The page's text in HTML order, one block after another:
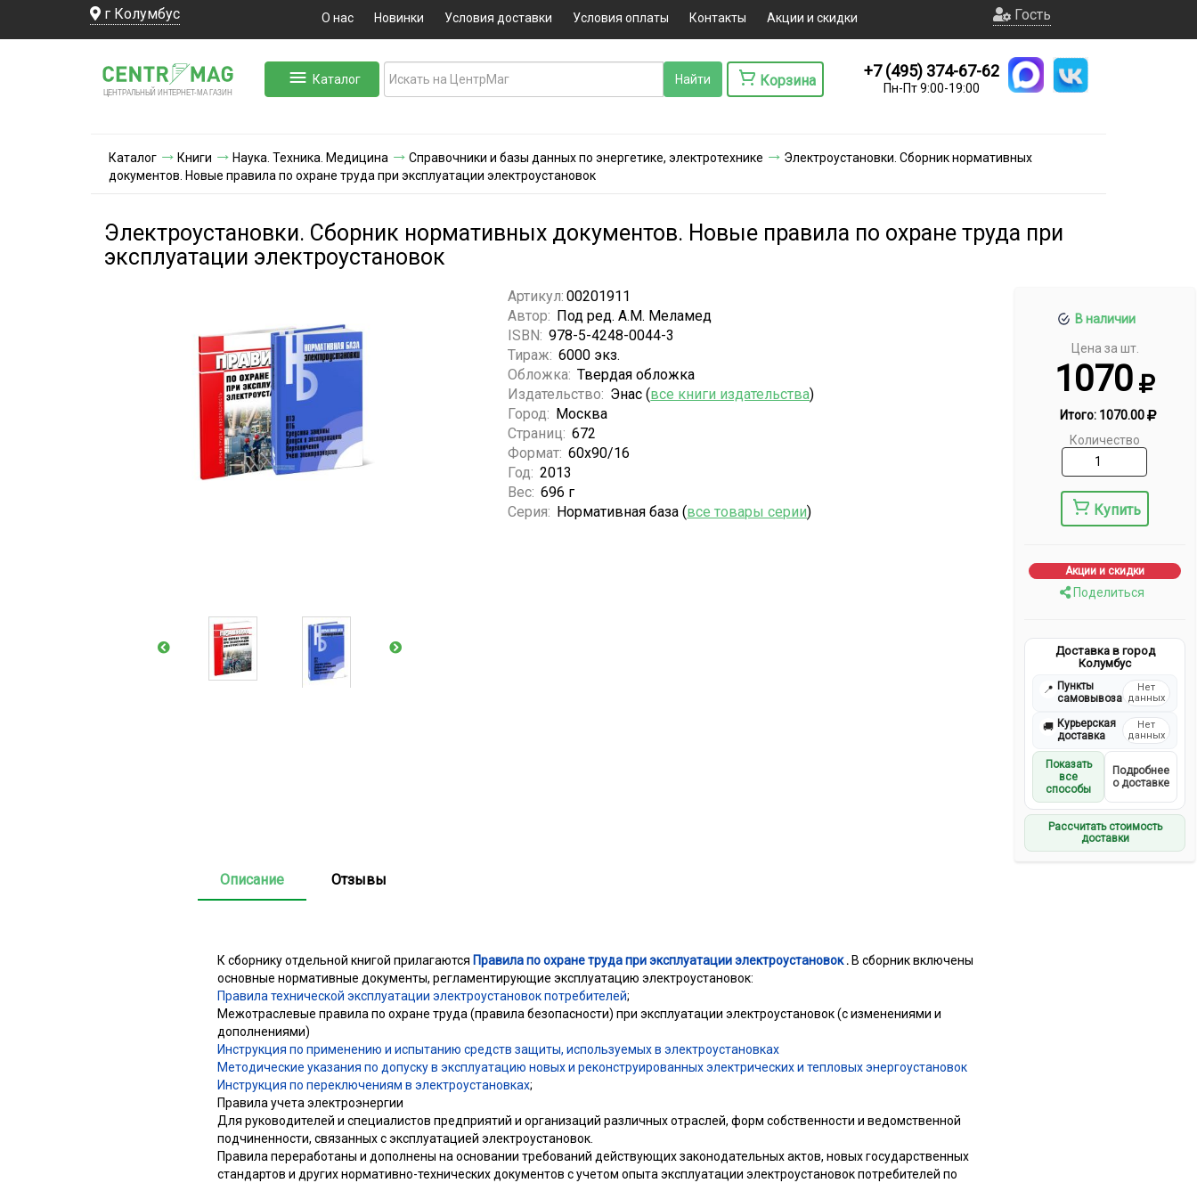
г Колумбус О нас Новинки Условия доставки Условия оплаты Контакты Акции и скидки Гость
ЦЕНТРАЛЬНЫЙ ИНТЕРНЕТ-МА ГАЗИН
Каталог Корзина
+7 (495) 374-67-62
Пн-Пт 9:00-19:00
Каталог Книги Наука. Техника. Медицина Справочники и базы данных по энергетике, электротехнике
Электроустановки. Сборник нормативных
документов. Новые правила по охране труда при эксплуатации электроустановок
Электроустановки. Сборник нормативных документов. Новые правила по охране труда при
эксплуатации электроустановок
В наличии
Цена за шт.
1070
Итого: 1070.00
Количество
Купить
Акции и скидки
Поделиться
Доставка в город
Колумбус
📍 Пункты
самовывоза
Нет
данных
🚚 Курьерская
доставка
Нет
данных
Показать
все
способы
Подробнее
о доставке
Рассчитать стоимость
доставки
Артикул: 00201911
Автор: Под ред. А.М. Меламед
ISBN: 978-5-4248-0044-3
Тираж: 6000 экз.
Обложка: Твердая обложка
Издательство: Энас (все книги издательства)
Город: Москва
Страниц: 672
Формат: 60х90/16
Год: 2013
Вес: 696 г
Серия: Нормативная база (все товары серии)
Описание Отзывы
К сборнику отдельной книгой прилагаются Правила по охране труда при эксплуатации электроустановок.В сборник включены
основные нормативные документы, регламентирующие эксплуатацию электроустановок:
Правила технической эксплуатации электроустановок потребителей;
Межотраслевые правила по охране труда (правила безопасности) при эксплуатации электроустановок (с изменениями и
дополнениями)
Инструкция по применению и испытанию средств защиты, используемых в электроустановках
Методические указания по допуску в эксплуатацию новых и реконструированных электрических и тепловых энергоустановок
Инструкция по переключениям в электроустановках;
Правила учета электроэнергии
Для руководителей и специалистов предприятий и организаций различных отраслей, форм собственности и ведомственной
подчиненности, связанных с эксплуатацией электроустановок.
Правила переработаны и дополнены на основании требований действующих законодательных актов, новых государственных
стандартов и других нормативно-технических документов с учетом опыта эксплуатации электроустановок потребителей по